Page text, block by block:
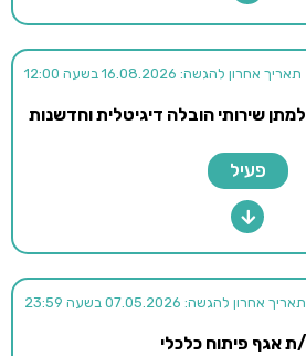
תאריך אחרון להגשה: 16.08.2026 בשעה 12:00
מכרז פומבי מס' 5/26 למתן שירותי הובלה דיגיטלית וחדשנות
פעיל
תאריך אחרון להגשה: 07.05.2026 בשעה 23:59